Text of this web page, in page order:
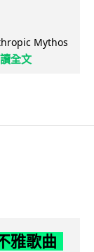
Mythos
全文
雅歌曲